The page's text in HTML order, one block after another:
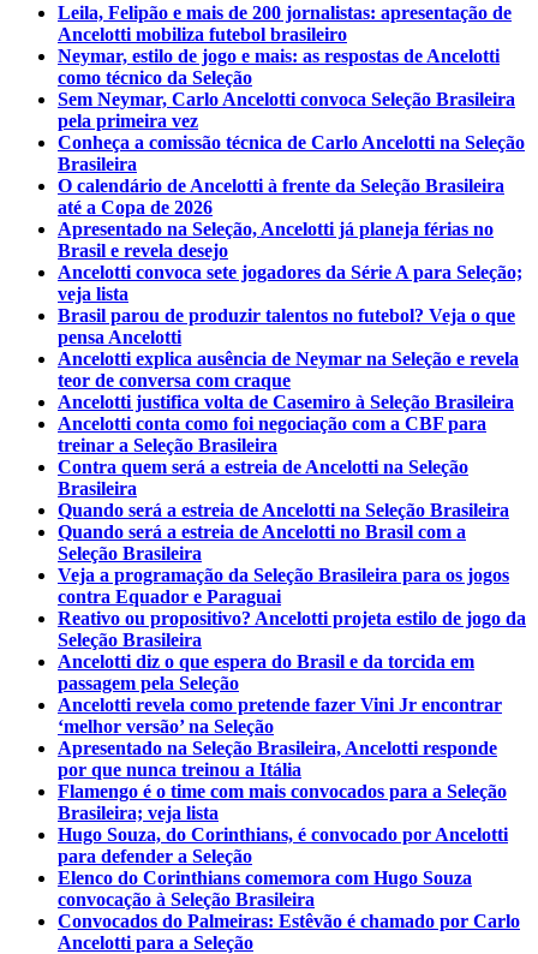
Leila, Felipão e mais de 200 jornalistas: apresentação de
Ancelotti mobiliza futebol brasileiro
Neymar, estilo de jogo e mais: as respostas de Ancelotti
como técnico da Seleção
Sem Neymar, Carlo Ancelotti convoca Seleção Brasileira
pela primeira vez
Conheça a comissão técnica de Carlo Ancelotti na Seleção
Brasileira
O calendário de Ancelotti à frente da Seleção Brasileira
até a Copa de 2026
Apresentado na Seleção, Ancelotti já planeja férias no
Brasil e revela desejo
Ancelotti convoca sete jogadores da Série A para Seleção;
veja lista
Brasil parou de produzir talentos no futebol? Veja o que
pensa Ancelotti
Ancelotti explica ausência de Neymar na Seleção e revela
teor de conversa com craque
Ancelotti justifica volta de Casemiro à Seleção Brasileira
Ancelotti conta como foi negociação com a CBF para
treinar a Seleção Brasileira
Contra quem será a estreia de Ancelotti na Seleção
Brasileira
Quando será a estreia de Ancelotti na Seleção Brasileira
Quando será a estreia de Ancelotti no Brasil com a
Seleção Brasileira
Veja a programação da Seleção Brasileira para os jogos
contra Equador e Paraguai
Reativo ou propositivo? Ancelotti projeta estilo de jogo da
Seleção Brasileira
Ancelotti diz o que espera do Brasil e da torcida em
passagem pela Seleção
Ancelotti revela como pretende fazer Vini Jr encontrar
‘melhor versão’ na Seleção
Apresentado na Seleção Brasileira, Ancelotti responde
por que nunca treinou a Itália
Flamengo é o time com mais convocados para a Seleção
Brasileira; veja lista
Hugo Souza, do Corinthians, é convocado por Ancelotti
para defender a Seleção
Elenco do Corinthians comemora com Hugo Souza
convocação à Seleção Brasileira
Convocados do Palmeiras: Estêvão é chamado por Carlo
Ancelotti para a Seleção